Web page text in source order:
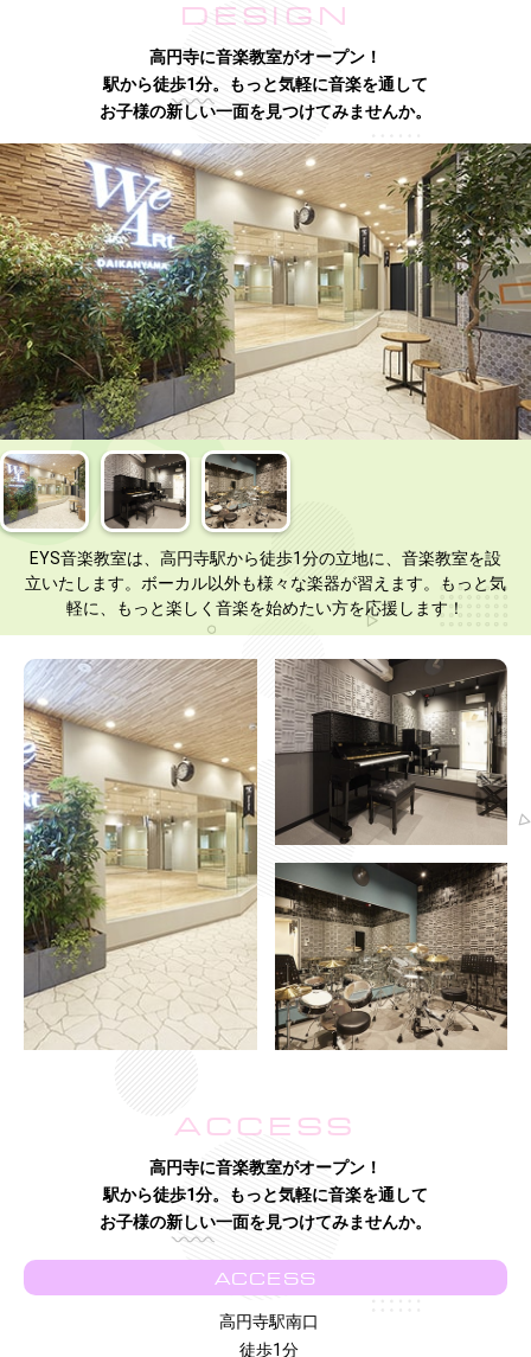
DESIGN
高円寺に音楽教室がオープン！
駅から徒歩1分。もっと気軽に音楽を通して
お子様の新しい一面を見つけてみませんか。
EYS音楽教室は、高円寺駅から徒歩1分の立地に、音楽教室を設
立いたします。ボーカル以外も様々な楽器が習えます。もっと気
軽に、もっと楽しく音楽を始めたい方を応援します！
ACCESS
高円寺に音楽教室がオープン！
駅から徒歩1分。もっと気軽に音楽を通して
お子様の新しい一面を見つけてみませんか。
ACCESS
高円寺駅南口
徒歩1分